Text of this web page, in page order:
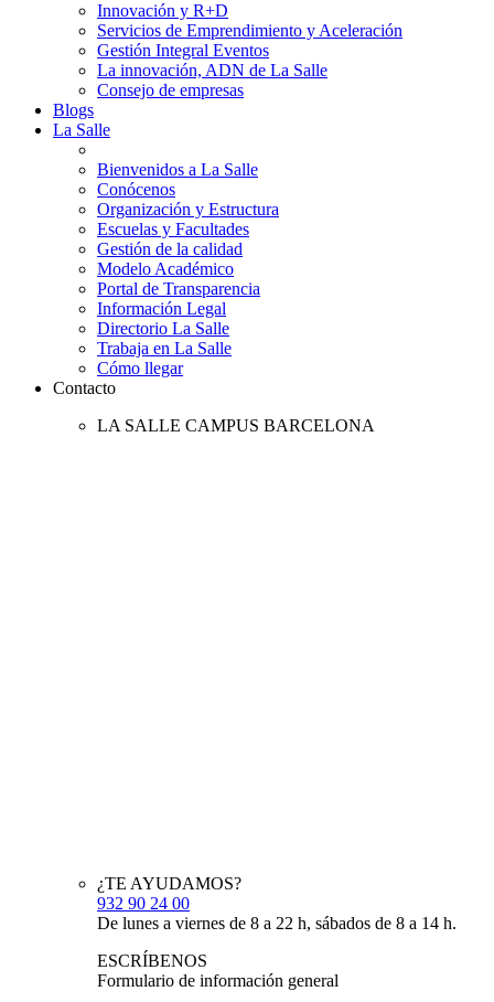
Innovación y R+D
Servicios de Emprendimiento y Aceleración
Gestión Integral Eventos
La innovación, ADN de La Salle
Consejo de empresas
Blogs
La Salle
Bienvenidos a La Salle
Conócenos
Organización y Estructura
Escuelas y Facultades
Gestión de la calidad
Modelo Académico
Portal de Transparencia
Información Legal
Directorio La Salle
Trabaja en La Salle
Cómo llegar
Contacto
LA SALLE CAMPUS BARCELONA
¿TE AYUDAMOS?
932 90 24 00
De lunes a viernes de 8 a 22 h, sábados de 8 a 14 h.
ESCRÍBENOS
Formulario de información general